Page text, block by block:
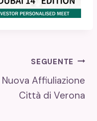
SEGUENTE
Nuova Affiuliazione
Città di Verona